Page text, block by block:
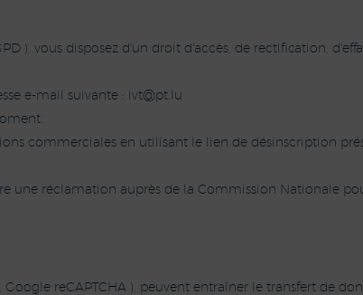
), vous disposez d'un droit d'accès, de rectification,
e-mail suivante :
ul.t
p@tv
i
commerciales en utilisant le lien de désinscription
une réclamation auprès de la Commission Nationale
reCAPTCHA ), peuvent entraîner le transfert de